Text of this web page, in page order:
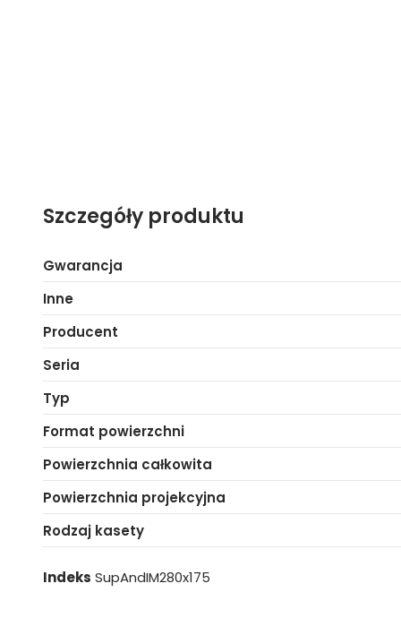
Szczegóły produktu
Gwarancja
Inne
Producent
Seria
Typ
Format powierzchni
Powierzchnia całkowita
Powierzchnia projekcyjna
Rodzaj kasety
Indeks SupAndIM280x175